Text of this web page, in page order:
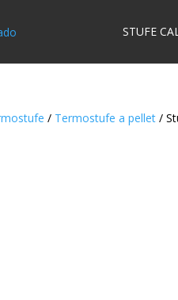
STUFE
/ Termostufe a pellet /